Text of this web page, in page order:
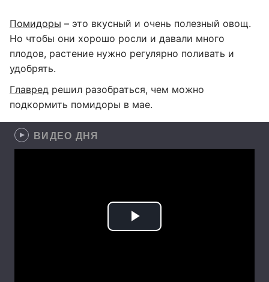
Помидоры – это вкусный и очень полезный овощ.
Но чтобы они хорошо росли и давали много
плодов, растение нужно регулярно поливать и
удобрять.
Главред решил разобраться, чем можно
подкормить помидоры в мае.
ВИДЕО ДНЯ